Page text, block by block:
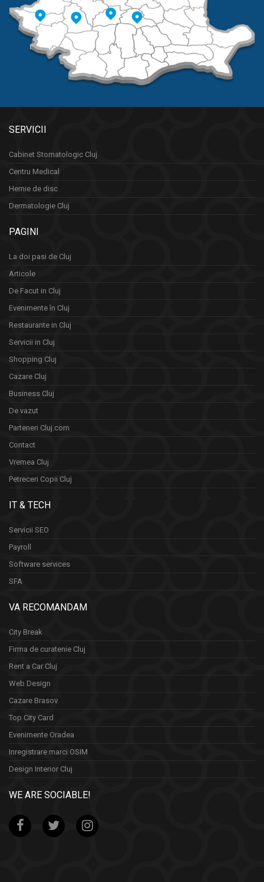
SERVICII
Cabinet Stomatologic Cluj
Centru Medical
Hernie de disc
Dermatologie Cluj
PAGINI
La doi pasi de Cluj
Articole
De Facut in Cluj
Evenimente în Cluj
Restaurante in Cluj
Servicii in Cluj
Shopping Cluj
Cazare Cluj
Business Cluj
De vazut
Parteneri Cluj.com
Contact
Vremea Cluj
Petreceri Copii Cluj
IT & TECH
Servicii SEO
Payroll
Software services
SFA
VA RECOMANDAM
City Break
Firma de curatenie Cluj
Rent a Car Cluj
Web Design
Cazare Brasov
Top City Card
Evenimente Oradea
Inregistrare marci OSIM
Design Interior Cluj
WE ARE SOCIABLE!